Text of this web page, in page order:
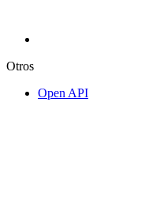
Otros
Open API